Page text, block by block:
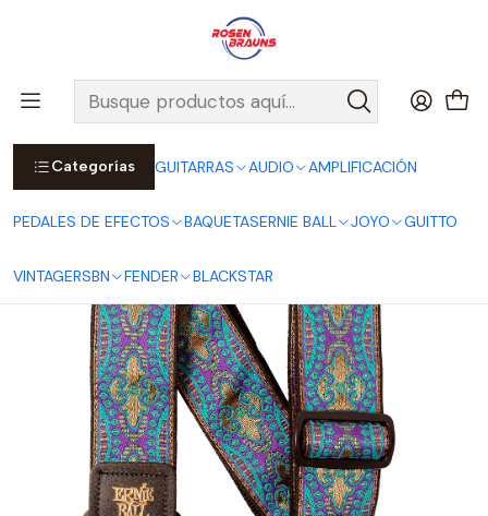
Categorías GUITARRAS AUDIO AMPLIFICACIÓN
PEDALES DE EFECTOS BAQUETASERNIE BALL JOYO GUITTO
VINTAGERSBN FENDER BLACKSTAR
Por compras sobre $25.000 en Santiago urbano, Colina o
Padre Hurtado, incluimos el despacho!
Ver Detalles
Inicio ERNIE BALL CORREAS ERNIE BALL
Jacquard Straps
Correa Jacquard Kashmir Moonrise P04687